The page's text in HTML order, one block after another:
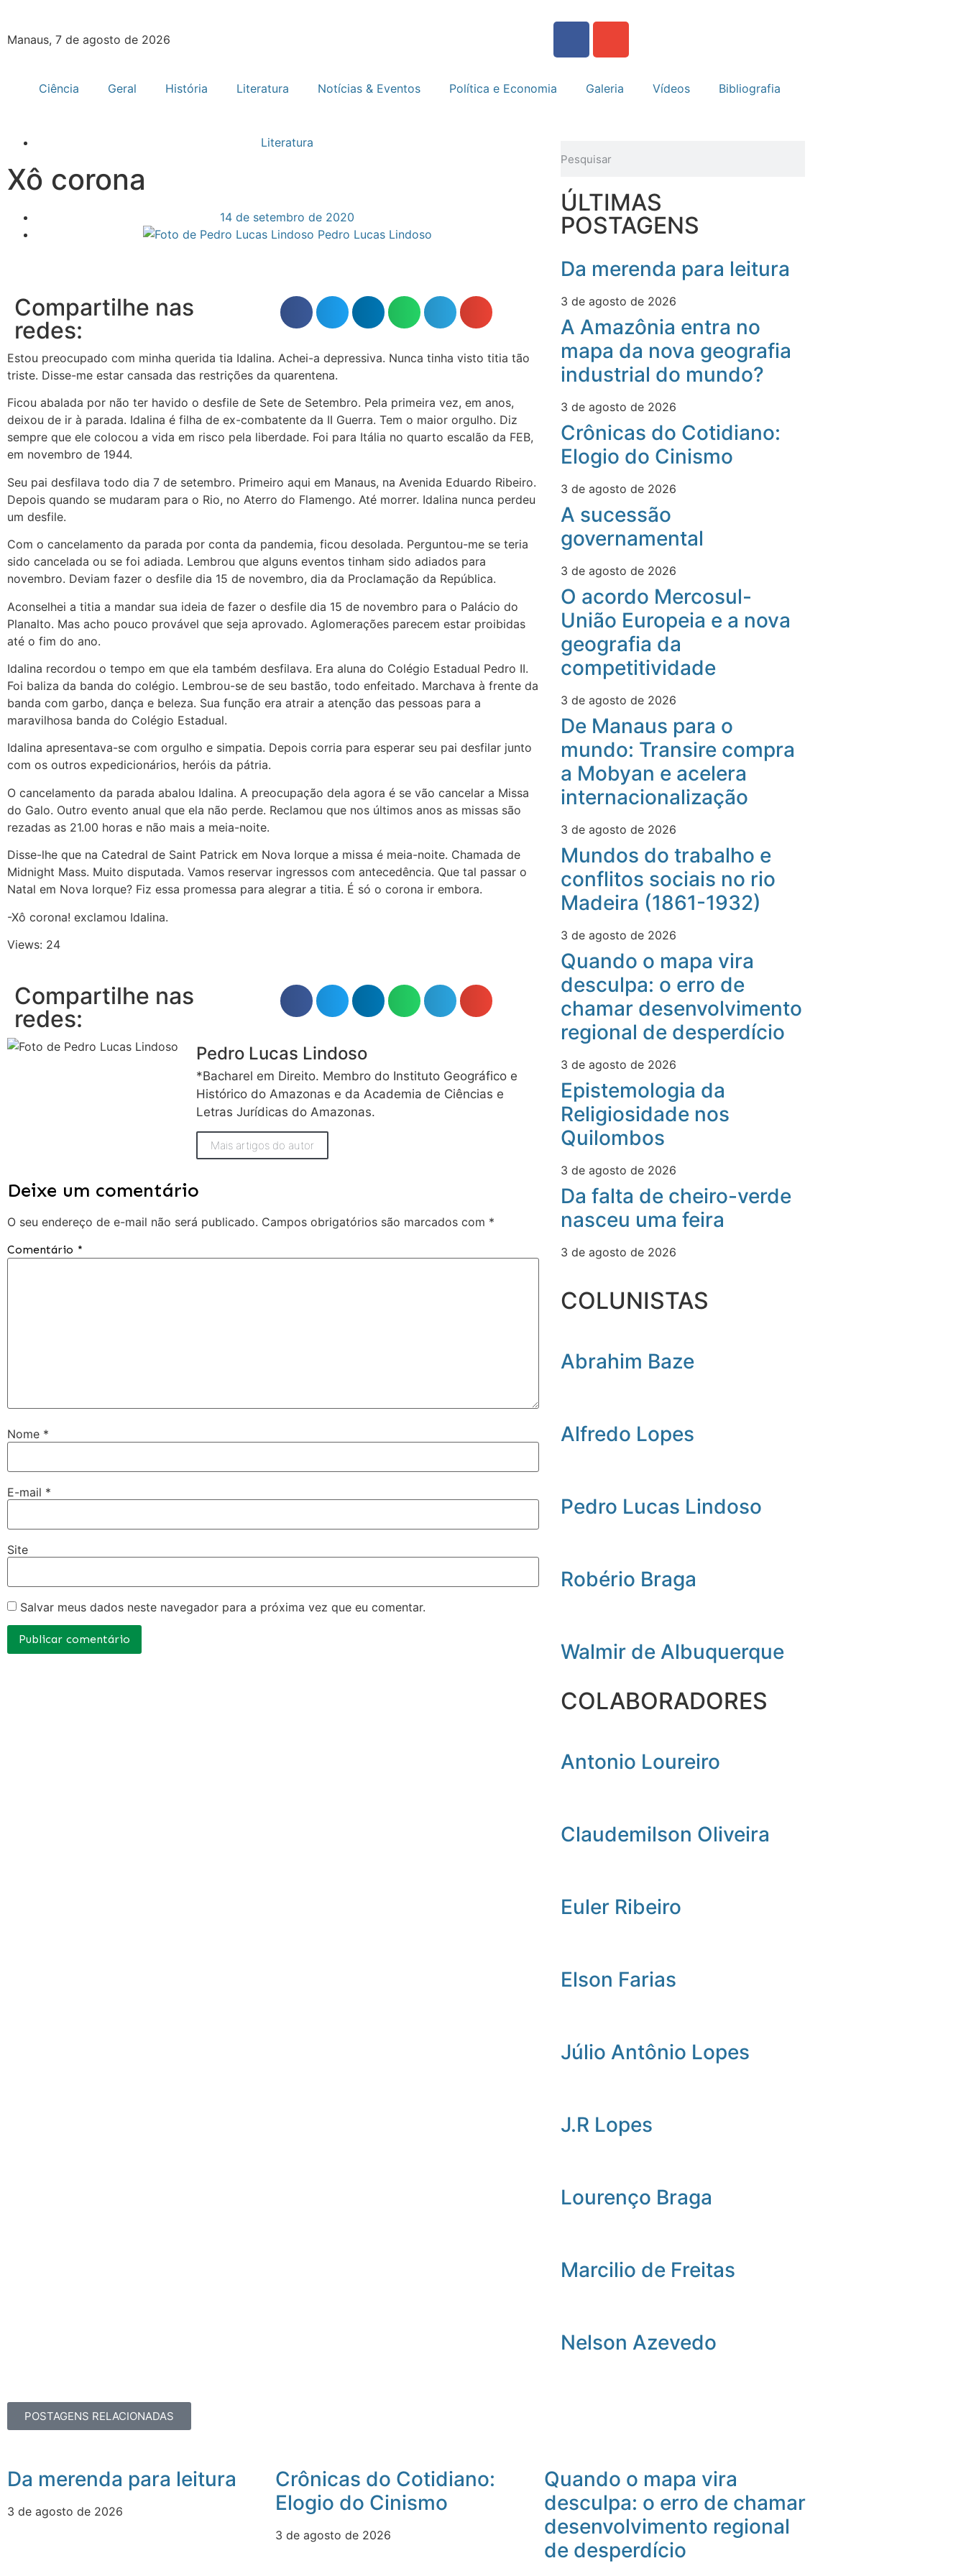
Manaus, 7 de agosto de 2026
Ciência Geral História Literatura Notícias & Eventos Política e Economia Galeria Vídeos Bibliografia
Literatura
Xô corona
14 de setembro de 2020
Pedro Lucas Lindoso
Compartilhe nas
redes:
Estou preocupado com minha querida tia Idalina. Achei-a depressiva. Nunca tinha visto titia tão
triste. Disse-me estar cansada das restrições da quarentena.
Ficou abalada por não ter havido o desfile de Sete de Setembro. Pela primeira vez, em anos,
deixou de ir à parada. Idalina é filha de ex-combatente da II Guerra. Tem o maior orgulho. Diz
sempre que ele colocou a vida em risco pela liberdade. Foi para Itália no quarto escalão da FEB,
em novembro de 1944.
Seu pai desfilava todo dia 7 de setembro. Primeiro aqui em Manaus, na Avenida Eduardo Ribeiro.
Depois quando se mudaram para o Rio, no Aterro do Flamengo. Até morrer. Idalina nunca perdeu
um desfile.
Com o cancelamento da parada por conta da pandemia, ficou desolada. Perguntou-me se teria
sido cancelada ou se foi adiada. Lembrou que alguns eventos tinham sido adiados para
novembro. Deviam fazer o desfile dia 15 de novembro, dia da Proclamação da República.
Aconselhei a titia a mandar sua ideia de fazer o desfile dia 15 de novembro para o Palácio do
Planalto. Mas acho pouco provável que seja aprovado. Aglomerações parecem estar proibidas
até o fim do ano.
Idalina recordou o tempo em que ela também desfilava. Era aluna do Colégio Estadual Pedro II.
Foi baliza da banda do colégio. Lembrou-se de seu bastão, todo enfeitado. Marchava à frente da
banda com garbo, dança e beleza. Sua função era atrair a atenção das pessoas para a
maravilhosa banda do Colégio Estadual.
Idalina apresentava-se com orgulho e simpatia. Depois corria para esperar seu pai desfilar junto
com os outros expedicionários, heróis da pátria.
O cancelamento da parada abalou Idalina. A preocupação dela agora é se vão cancelar a Missa
do Galo. Outro evento anual que ela não perde. Reclamou que nos últimos anos as missas são
rezadas as 21.00 horas e não mais a meia-noite.
Disse-lhe que na Catedral de Saint Patrick em Nova Iorque a missa é meia-noite. Chamada de
Midnight Mass. Muito disputada. Vamos reservar ingressos com antecedência. Que tal passar o
Natal em Nova Iorque? Fiz essa promessa para alegrar a titia. É só o corona ir embora.
-Xô corona! exclamou Idalina.
Views: 24
Compartilhe nas
redes:
Pedro Lucas Lindoso
*Bacharel em Direito. Membro do Instituto Geográfico e
Histórico do Amazonas e da Academia de Ciências e
Letras Jurídicas do Amazonas.
Mais artigos do autor
Deixe um comentário
O seu endereço de e-mail não será publicado. Campos obrigatórios são marcados com *
Comentário *
Nome *
E-mail *
Site
Salvar meus dados neste navegador para a próxima vez que eu comentar.
ÚLTIMAS
POSTAGENS
Da merenda para leitura
3 de agosto de 2026
A Amazônia entra no
mapa da nova geografia
industrial do mundo?
3 de agosto de 2026
Crônicas do Cotidiano:
Elogio do Cinismo
3 de agosto de 2026
A sucessão
governamental
3 de agosto de 2026
O acordo Mercosul-
União Europeia e a nova
geografia da
competitividade
3 de agosto de 2026
De Manaus para o
mundo: Transire compra
a Mobyan e acelera
internacionalização
3 de agosto de 2026
Mundos do trabalho e
conflitos sociais no rio
Madeira (1861-1932)
3 de agosto de 2026
Quando o mapa vira
desculpa: o erro de
chamar desenvolvimento
regional de desperdício
3 de agosto de 2026
Epistemologia da
Religiosidade nos
Quilombos
3 de agosto de 2026
Da falta de cheiro-verde
nasceu uma feira
3 de agosto de 2026
COLUNISTAS
Abrahim Baze
Alfredo Lopes
Pedro Lucas Lindoso
Robério Braga
Walmir de Albuquerque
COLABORADORES
Antonio Loureiro
Claudemilson Oliveira
Euler Ribeiro
Elson Farias
Júlio Antônio Lopes
J.R Lopes
Lourenço Braga
Marcilio de Freitas
Nelson Azevedo
POSTAGENS RELACIONADAS
Da merenda para leitura
3 de agosto de 2026
Crônicas do Cotidiano:
Elogio do Cinismo
3 de agosto de 2026
Quando o mapa vira
desculpa: o erro de chamar
desenvolvimento regional
de desperdício